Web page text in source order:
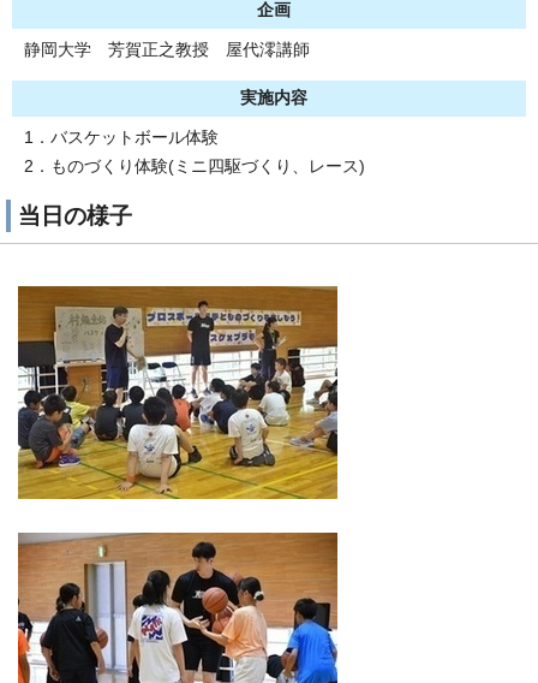
企画
静岡大学 芳賀正之教授 屋代澪講師
実施内容
1．バスケットボール体験
2．ものづくり体験(ミニ四駆づくり、レース)
当日の様子